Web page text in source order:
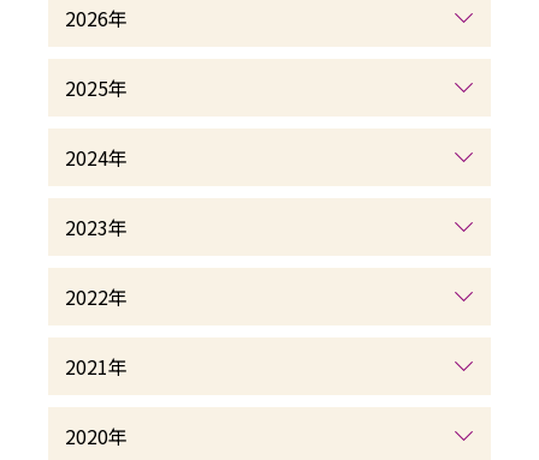
2026年
2025年
2024年
2023年
2022年
2021年
2020年